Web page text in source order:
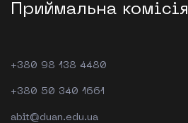
Приймальна комісія
+380 98 138 4480
+380 50 340 1661
abit@duan.edu.ua